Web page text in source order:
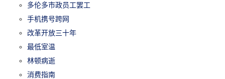
多伦多市政员工罢工
手机携号跨网
改革开放三十年
最低室温
林顿病逝
消费指南